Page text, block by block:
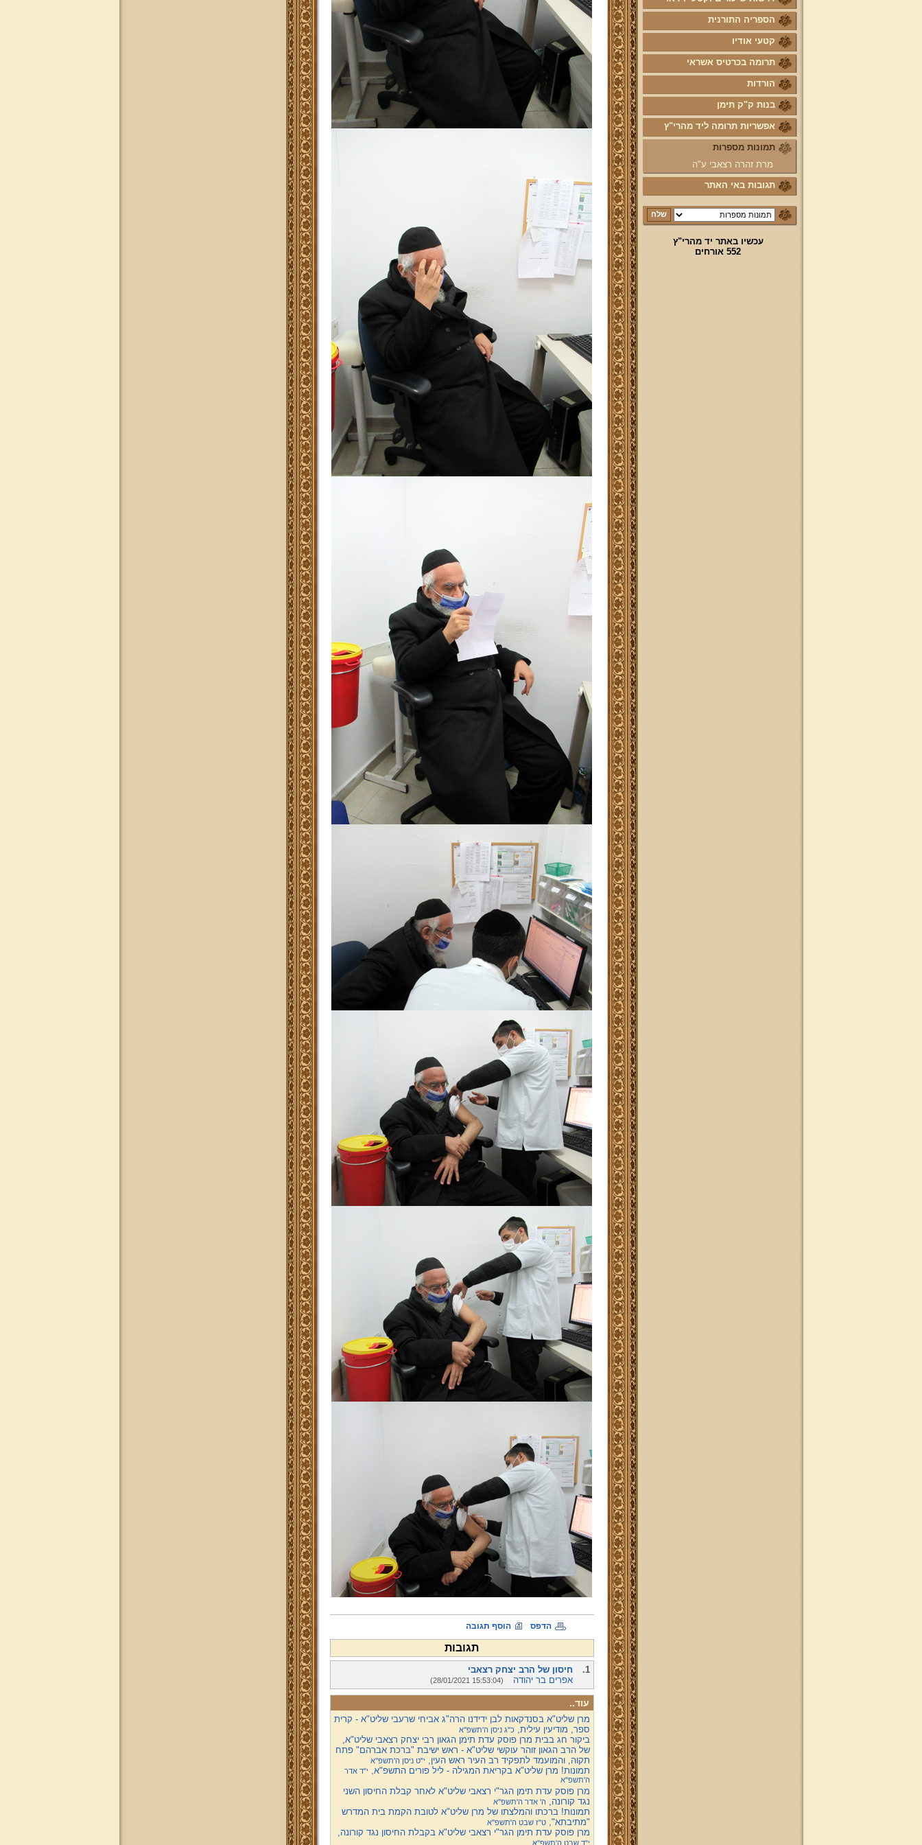
לוח לימוד "עמוד יומי" בספר הזוהר
הקדוש
קול קורא לעמוד על משמר מסורת
ק"ק תימן יע"א וחיזוקה
פרשת השבוע להאזנה מאת החזן
ה"ה יהודה דהרי הי"ו
הרשמה לקהילת מהרי"ץ
נוספו קטעי וידאו
השיעור השבועי
הבהרת מרן שליט"א על השיעור
השבועי בכתב מול הנשמע
פרויקט הכנסת ספרי מרן שליט"א
לאתר יד מהרי"ץ
פרויקט הכנסת מאמרי מרן שליט"א
מעשרות ספרים ירחונים וכתבי עת
הפזורים על פני עשרות שנים לאתר
הספריה התורנית
קטעי אודיו
תרומה בכרטיס אשראי
הורדות
בנות ק"ק תימן
אפשריות תרומה ליד מהרי"ץ
תמונות מספרות
מרת זהרה רצאבי ע"ה
תגובות באי האתר
עכשיו באתר יד מהרי"ץ
552 אורחים
הדפס הוסף תגובה
תגובות
1.
חיסון של הרב יצחק רצאבי
אפרים בר יהודה
(28/01/2021 15:53:04)
עוד..
מרן שליט"א בסנדקאות לבן ידידנו הרה"ג אביחי שרעבי שליט"א - קרית
ספר, מודיעין עילית,כ"ג ניסן ה'תשפ''א
ביקור חג בבית מרן פוסק עדת תימן הגאון רבי יצחק רצאבי שליט"א,
של הרב הגאון זוהר עוקשי שליט"א - ראש ישיבת "ברכת אברהם" פתח
תקוה, והמועמד לתפקיד רב העיר ראש העין, י"ט ניסן ה'תשפ''א
תמונות! מרן שליט"א בקריאת המגילה - ליל פורים התשפ"א, י"ד אדר
ה'תשפ''א
מרן פוסק עדת תימן הגר"י רצאבי שליט"א לאחר קבלת החיסון השני
נגד קורונה, ה' אדר ה'תשפ''א
תמונות! ברכתו והמלצתו של מרן שליט"א לטובת הקמת בית המדרש
"מתיבתא",ט"ז שבט ה'תשפ''א
מרן פוסק עדת תימן הגר"י רצאבי שליט"א בקבלת החיסון נגד קורונה,
י"ד שבט ה'תשפ''א